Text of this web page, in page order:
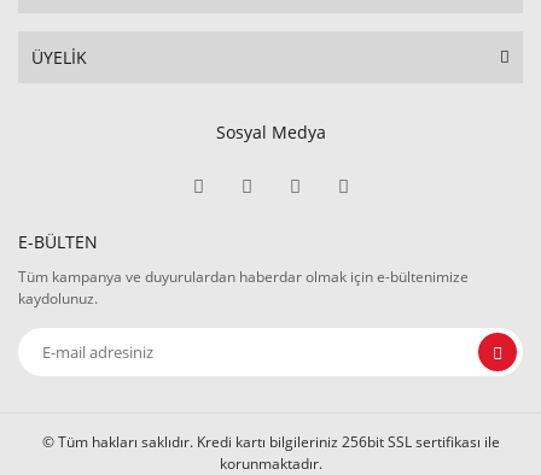
ÜYELİK
Sosyal Medya
E-BÜLTEN
Tüm kampanya ve duyurulardan haberdar olmak için e-bültenimize
kaydolunuz.
© Tüm hakları saklıdır. Kredi kartı bilgileriniz 256bit SSL sertifikası ile
korunmaktadır.